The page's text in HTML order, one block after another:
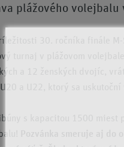
plážového
30. ročníka finále M-
turnaj v plážovom
a 12 ženských dvojíc,
a U22, ktorý sa uskutoční
s kapacitou 1500 miest